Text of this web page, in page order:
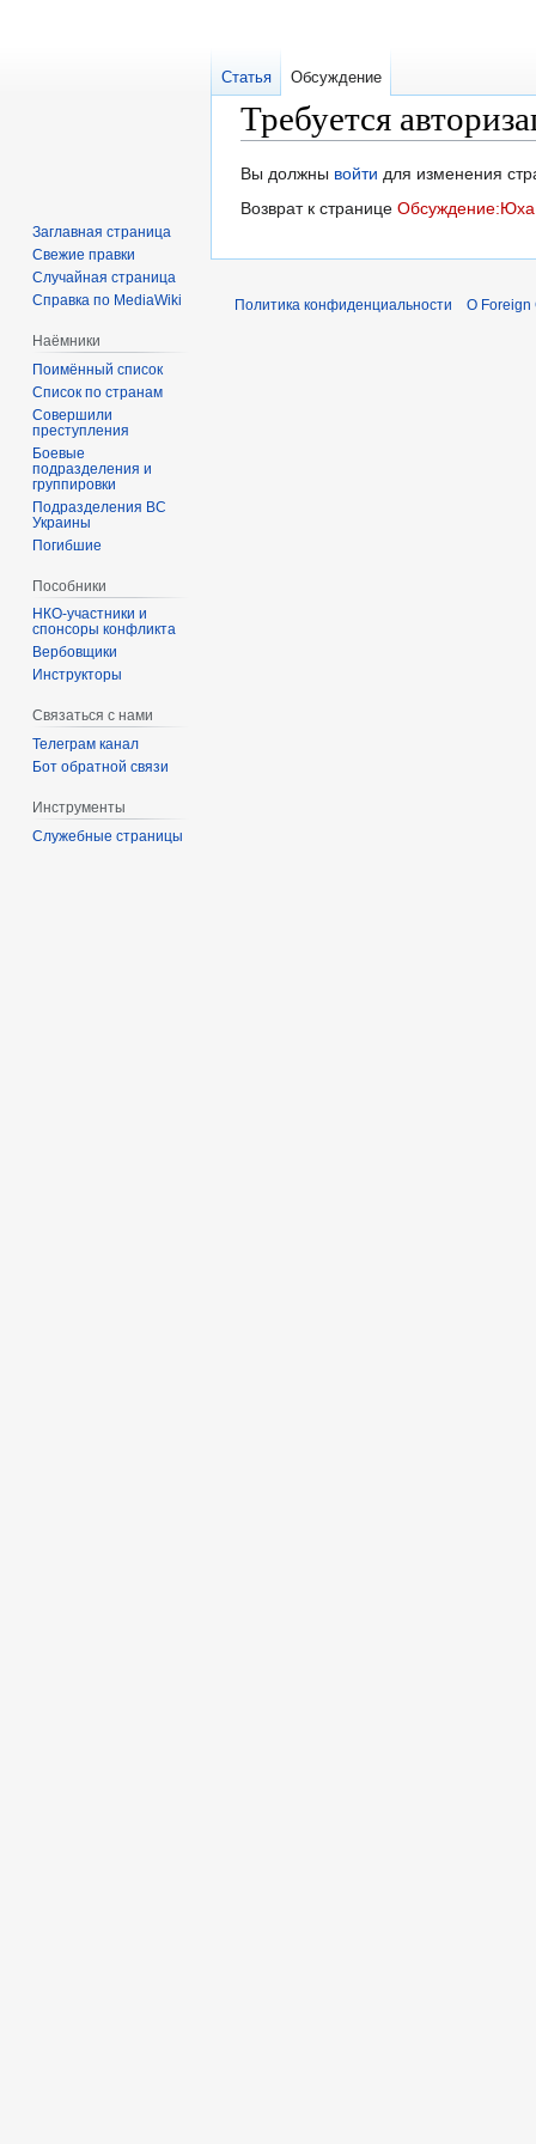
Требуется
Перейти
к
Перейти
к
Вы должны войти для изменения
Возврат к странице Обсуждение:Юха
Статья Обсуждение
Заглавная страница
Свежие правки
Случайная страница
Справка по MediaWiki
Наёмники
Поимённый список
Список по странам
Совершили
преступления
Боевые
подразделения и
группировки
Подразделения ВС
Украины
Погибшие
Пособники
спонсоры конфликта
‏‎Вербовщики
Инструкторы
Связаться с нами
Телеграм канал
Бот обратной связи
Инструменты
Служебные страницы
Политика конфиденциальности О Foreign